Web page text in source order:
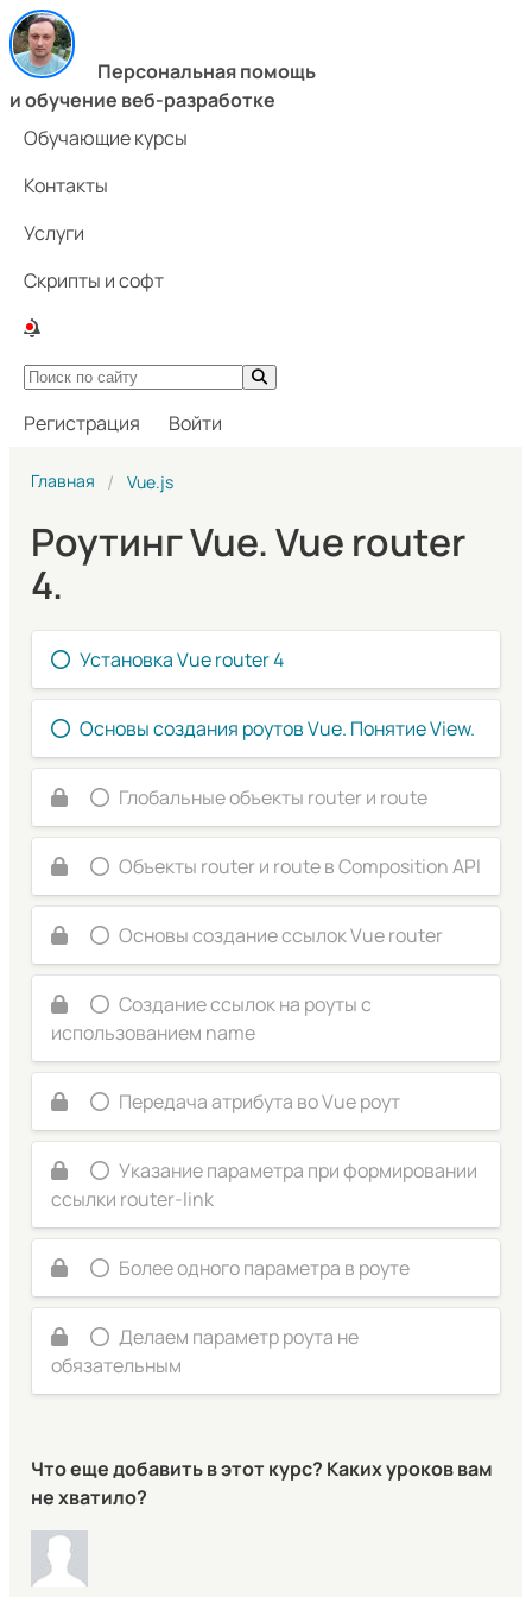
Персональная помощь
и обучение веб-разработке
Обучающие курсы
Контакты
Услуги
Скрипты и софт
Регистрация Войти
Главная Vue.js
Роутинг Vue. Vue router
4.
Установка Vue router 4
Основы создания роутов Vue. Понятие View.
Глобальные объекты router и route
Объекты router и route в Composition API
Основы создание ссылок Vue router
Создание ссылок на роуты с
использованием name
Передача атрибута во Vue роут
Указание параметра при формировании
ссылки router-link
Более одного параметра в роуте
Делаем параметр роута не
обязательным
Что еще добавить в этот курс? Каких уроков вам
не хватило?